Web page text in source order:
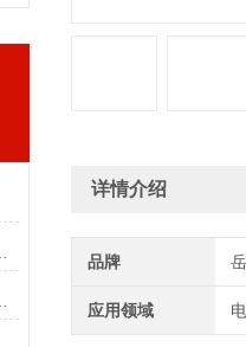
详情介绍
品牌
应用领域